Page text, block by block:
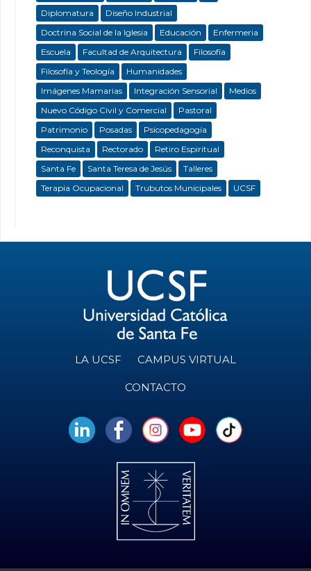
Diplomatura
Diseño Industrial
Doctrina Social de la Iglesia
Educación
Enfermeria
Escuela
Facultad de Arquitectura
Filosofía
Filosofía y Teología
Humanidades
Imágenes Mamarias
Integración Sensorial
Medios
Nuevo Código Civil y Comercial
Pastoral
Patrimonio
Posadas
Psicopedagogía
Reconquista
Rectorado
Retiro Espiritual
Santa Fe
Santa Teresa de Jesús
Talleres
Terapia Ocupacional
Trubutos Municipales UCSF
LA UCSF CAMPUS VIRTUAL
CONTACTO